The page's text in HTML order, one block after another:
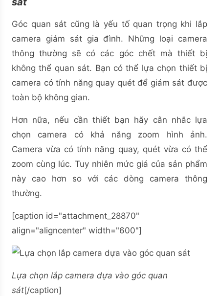
Góc quan sát cũng là yếu tố quan trọng khi lắp
camera giám sát gia đình. Những loại camera
thông thường sẽ có các góc chết mà thiết bị
không thể quan sát. Bạn có thể lựa chọn thiết bị
camera có tính năng quay quét để giám sát được
toàn bộ không gian.
Hơn nữa, nếu cần thiết bạn hãy cân nhắc lựa
chọn camera có khả năng zoom hình ảnh.
Camera vừa có tính năng quay, quét vừa có thể
zoom cùng lúc. Tuy nhiên mức giá của sản phẩm
này cao hơn so với các dòng camera thông
thường.
[caption id="attachment_28870"
align="aligncenter" width="600"]
Lựa chọn lắp camera dựa vào góc quan
sát[/caption]